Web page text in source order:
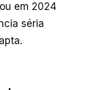
em 2024
séria